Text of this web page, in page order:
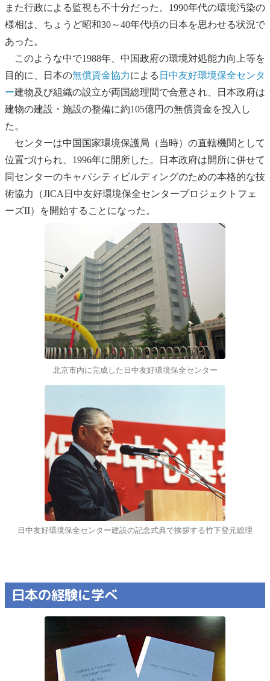
また行政による監視も不十分だった。1990年代の環境汚染の
様相は、ちょうど昭和30～40年代頃の日本を思わせる状況で
あった。
このような中で1988年、中国政府の環境対処能力向上等を
目的に、日本の無償資金協力による 日中友好環境保全センタ
ー建物及び組織の設立が両国総理間で合意され、日本政府は
建物の建設・施設の整備に約105億円の無償資金を投入し
た。
センターは中国国家環境保護局（当時）の直轄機関として
位置づけられ、1996年に開所した。日本政府は開所に併せて
同センターのキャパシティビルディングのための本格的な技
術協力（JICA日中友好環境保全センタープロジェクトフェ
ーズII）を開始することになった。
北京市内に完成した日中友好環境保全センター
日中友好環境保全センター建設の記念式典で挨拶する竹下登元総理
日本の経験に学べ